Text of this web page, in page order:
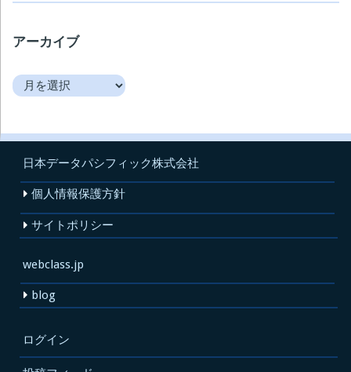
アーカイブ
ア
ー
イ
日本データパシフィック株式会社
個人情報保護方針
サイトポリシー
webclass.jp
blog
ログイン